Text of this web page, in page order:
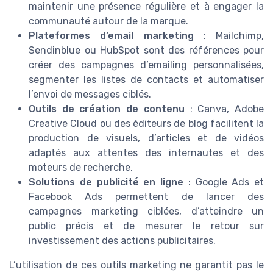
maintenir une présence régulière et à engager la
communauté autour de la marque.
Plateformes d’email marketing : Mailchimp,
Sendinblue ou HubSpot sont des références pour
créer des campagnes d’emailing personnalisées,
segmenter les listes de contacts et automatiser
l’envoi de messages ciblés.
Outils de création de contenu : Canva, Adobe
Creative Cloud ou des éditeurs de blog facilitent la
production de visuels, d’articles et de vidéos
adaptés aux attentes des internautes et des
moteurs de recherche.
Solutions de publicité en ligne : Google Ads et
Facebook Ads permettent de lancer des
campagnes marketing ciblées, d’atteindre un
public précis et de mesurer le retour sur
investissement des actions publicitaires.
L’utilisation de ces outils marketing ne garantit pas le